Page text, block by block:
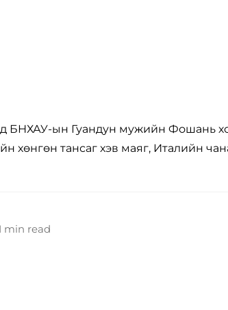
БНХАУ-ын Гуандун мужийн Фошань
хөнгөн тансаг хэв маяг, Италийн
min read